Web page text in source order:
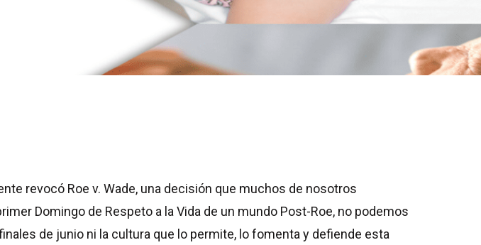
revocó Roe v. Wade, una decisión que muchos de nosotros
Domingo de Respeto a la Vida de un mundo Post-Roe, no podemos
de junio ni la cultura que lo permite, lo fomenta y defiende esta